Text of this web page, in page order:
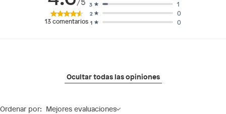
13comentarios 1 0
2 0
3 1
Ocultar todas las opiniones
Ordenar por: Mejores evaluaciones